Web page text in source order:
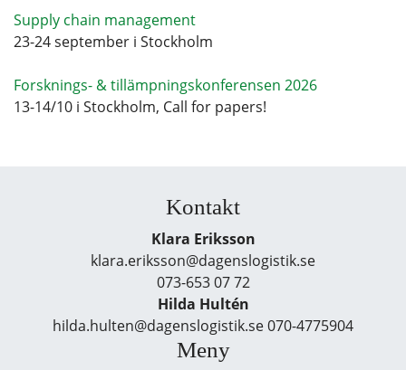
Supply chain management
23-24 september i Stockholm
Forsknings- & tillämpningskonferensen 2026
13-14/10 i Stockholm, Call for papers!
Kontakt
Klara Eriksson
klara.eriksson@dagenslogistik.se
073-653 07 72
Hilda Hultén
hilda.hulten@dagenslogistik.se 070-4775904
Meny